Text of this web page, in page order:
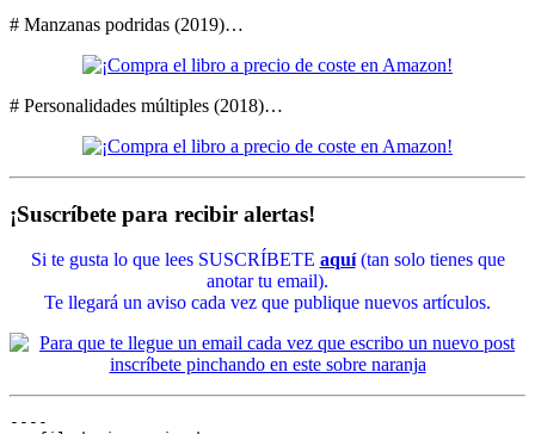
# Manzanas podridas (2019)…
# Personalidades múltiples (2018)…
¡Suscríbete para recibir alertas!
Si te gusta lo que lees SUSCRÍBETE aquí(tan solo tienes que
anotar tu email).
Te llegará un aviso cada vez que publique nuevos artículos.
----